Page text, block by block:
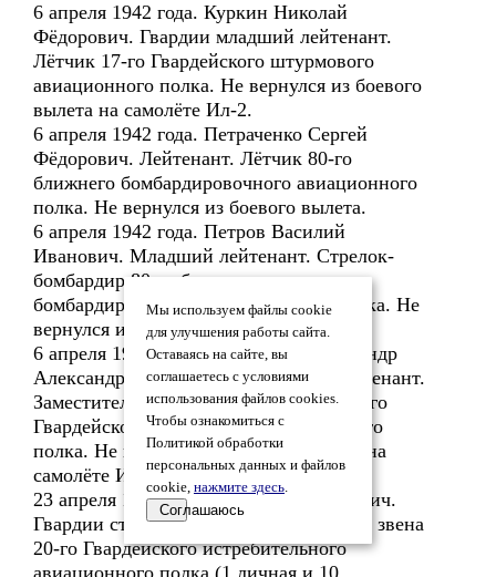
6 апреля 1942 года. Куркин Николай
Фёдорович. Гвардии младший лейтенант.
Лётчик 17-го Гвардейского штурмового
авиационного полка. Не вернулся из боевого
вылета на самолёте Ил-2.
6 апреля 1942 года. Петраченко Сергей
Фёдорович. Лейтенант. Лётчик 80-го
ближнего бомбардировочного авиационного
полка. Не вернулся из боевого вылета.
6 апреля 1942 года. Петров Василий
Иванович. Младший лейтенант. Стрелок-
бомбардир 80-го ближнего
бомбардировочного авиационного полка. Не
вернулся из боевого вылета.
6 апреля 1942 года. Прижескоп Александр
Александрович. Гвардии старший лейтенант.
Заместитель командира эскадрильи 17-го
Гвардейского штурмового авиационного
полка. Не вернулся из боевого вылета на
самолёте Ил-2.
23 апреля 1942 года. Бут Иван Яковлевич.
Гвардии старший лейтенант. Командир звена
20-го Гвардейского истребительного
авиационного полка (1 личная и 10
Мы используем файлы cookie
для улучшения работы сайта.
Оставаясь на сайте, вы
соглашаетесь с условиями
использования файлов cookies.
Чтобы ознакомиться с
Политикой обработки
персональных данных и файлов
cookie, нажмите здесь.
Соглашаюсь